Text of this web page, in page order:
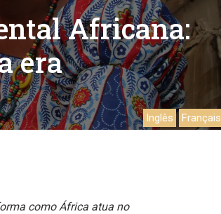
Africana:
era
Inglês Français
como África atua no